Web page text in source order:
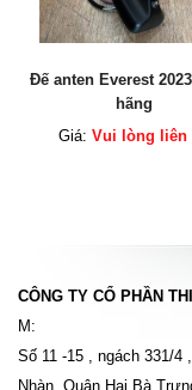
Đế anten Everest
hãng
Giá: Vui lòng liên
CÔNG TY CỔ PHẦN
M:
Số 11 -15 , ngách 331/
Nhàn, Quận Hai Bà